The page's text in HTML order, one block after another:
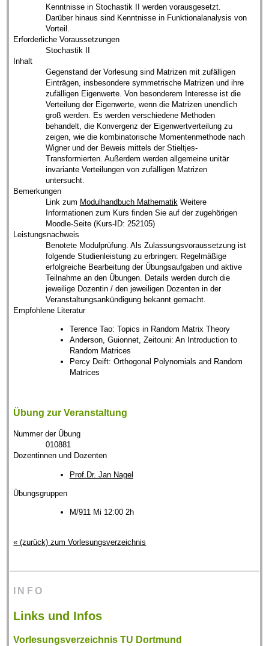
Kenntnisse in Stochastik II werden vorausgesetzt.
Darüber hinaus sind Kenntnisse in Funktionalanalysis von
Vorteil.
Erforderliche Voraussetzungen
Stochastik II
Inhalt
Gegenstand der Vorlesung sind Matrizen mit zufälligen
Einträgen, insbesondere symmetrische Matrizen und ihre
zufälligen Eigenwerte. Von besonderem Interesse ist die
Verteilung der Eigenwerte, wenn die Matrizen unendlich
groß werden. Es werden verschiedene Methoden
behandelt, die Konvergenz der Eigenwertverteilung zu
zeigen, wie die kombinatorische Momentenmethode nach
Wigner und der Beweis mittels der Stieltjes-
Transformierten. Außerdem werden allgemeine unitär
invariante Verteilungen von zufälligen Matrizen
untersucht.
Bemerkungen
Link zum Modulhandbuch Mathematik Weitere
Informationen zum Kurs finden Sie auf der zugehörigen
Moodle-Seite (Kurs-ID: 252105)
Leistungsnachweis
Benotete Modulprüfung. Als Zulassungsvoraussetzung ist
folgende Studienleistung zu erbringen: Regelmäßige
erfolgreiche Bearbeitung der Übungsaufgaben und aktive
Teilnahme an den Übungen. Details werden durch die
jeweilige Dozentin / den jeweiligen Dozenten in der
Veranstaltungsankündigung bekannt gemacht.
Empfohlene Literatur
Terence Tao: Topics in Random Matrix Theory
Anderson, Guionnet, Zeitouni: An Introduction to
Random Matrices
Percy Deift: Orthogonal Polynomials and Random
Matrices
Übung zur Veranstaltung
Nummer der Übung
010881
Dozentinnen und Dozenten
Prof.Dr. Jan Nagel
Übungsgruppen
M/911 Mi 12:00 2h
« (zurück) zum Vorlesungsverzeichnis
INFO
Links und Infos
Vorlesungsverzeichnis TU Dortmund